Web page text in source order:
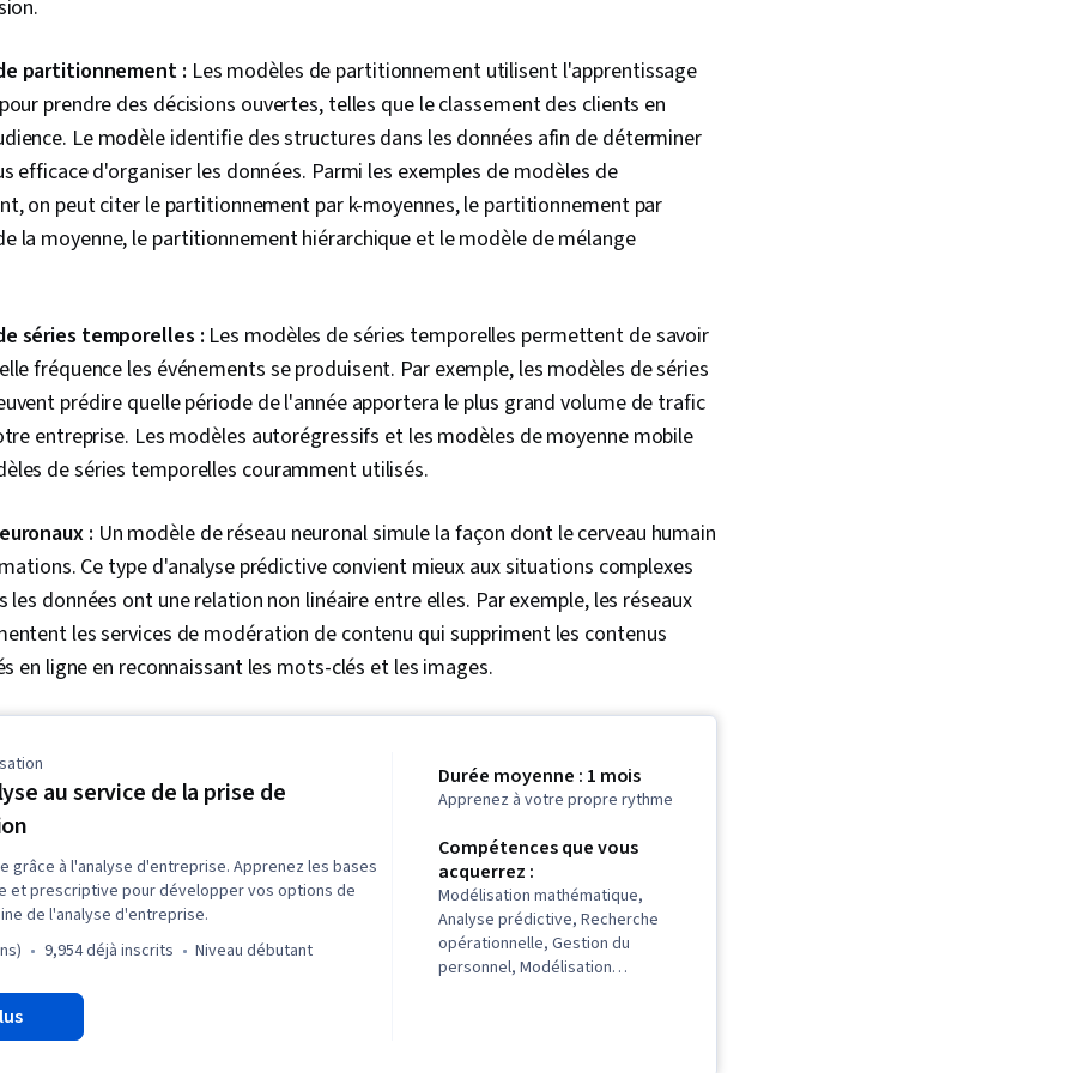
données, Tests A/B,
Échantillonnage (statistiques),
Probabilité, Programmation
statistique
partitionnement : Les modèles de partitionnement utilisent l'apprentissage
prendre des décisions ouvertes, telles que le classement des clients en
Le modèle identifie des structures dans les données afin de déterminer
efficace d'organiser les données. Parmi les exemples de modèles de
on peut citer le partitionnement par k-moyennes, le partitionnement par
la moyenne, le partitionnement hiérarchique et le modèle de mélange
séries temporelles : Les modèles de séries temporelles permettent de savoir
fréquence les événements se produisent. Par exemple, les modèles de séries
prédire quelle période de l'année apportera le plus grand volume de trafic
entreprise. Les modèles autorégressifs et les modèles de moyenne mobile
de séries temporelles couramment utilisés.
: Un modèle de réseau neuronal simule la façon dont le cerveau humain
Ce type d'analyse prédictive convient mieux aux situations complexes
les données ont une relation non linéaire entre elles. Par exemple, les réseaux
les services de modération de contenu qui suppriment les contenus
en ligne en reconnaissant les mots-clés et les images.
au service de la prise de
grâce à l'analyse d'entreprise. Apprenez les bases
et prescriptive pour développer vos options de
de l'analyse d'entreprise.
9,954 déjà inscrits niveau débutant
Durée moyenne : 1 mois
Apprenez à votre propre rythme
Compétences que vous
acquerrez :
Modélisation mathématique,
Analyse prédictive, Recherche
opérationnelle, Gestion du
personnel, Modélisation